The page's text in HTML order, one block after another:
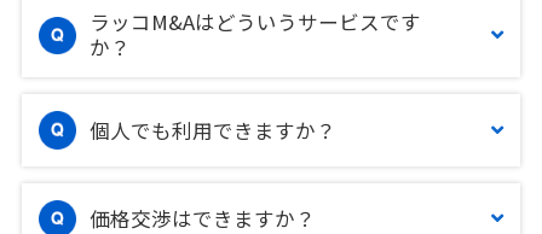
ラッコM&Aはどういうサービスです
か？
個人でも利用できますか？
価格交渉はできますか？